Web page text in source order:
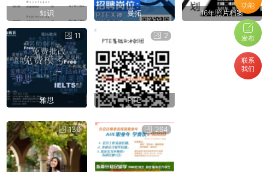
功能
发布
联系
我们
知识 曼拓 16年照片档案
11
雅思
2
PTE
130 264